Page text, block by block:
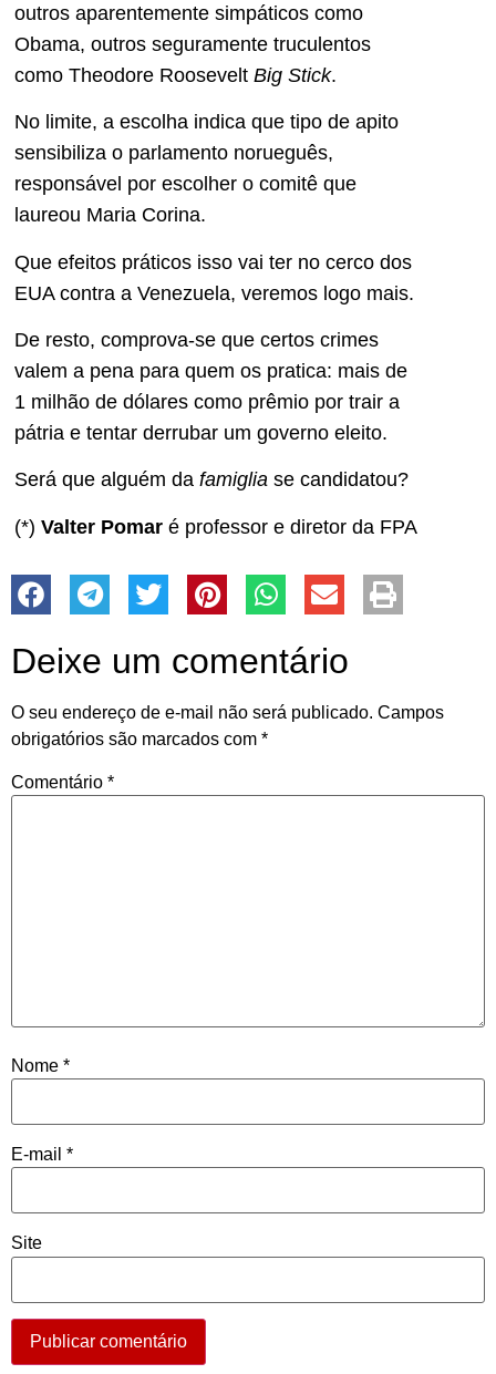
outros aparentemente simpáticos como
Obama, outros seguramente truculentos
como Theodore Roosevelt Big Stick.
No limite, a escolha indica que tipo de apito
sensibiliza o parlamento norueguês,
responsável por escolher o comitê que
laureou Maria Corina.
Que efeitos práticos isso vai ter no cerco dos
EUA contra a Venezuela, veremos logo mais.
De resto, comprova-se que certos crimes
valem a pena para quem os pratica: mais de
1 milhão de dólares como prêmio por trair a
pátria e tentar derrubar um governo eleito.
Será que alguém da famiglia se candidatou?
(*) Valter Pomar é professor e diretor da FPA
Deixe um comentário
O seu endereço de e-mail não será publicado. Campos
obrigatórios são marcados com *
Comentário *
Nome *
E-mail *
Site